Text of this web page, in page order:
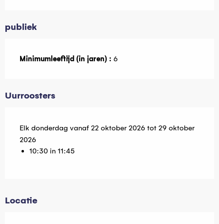
publiek
Minimumleeftijd (in jaren) : 6
Uurroosters
Elk donderdag vanaf 22 oktober 2026 tot 29 oktober
2026
10:30 in 11:45
Locatie